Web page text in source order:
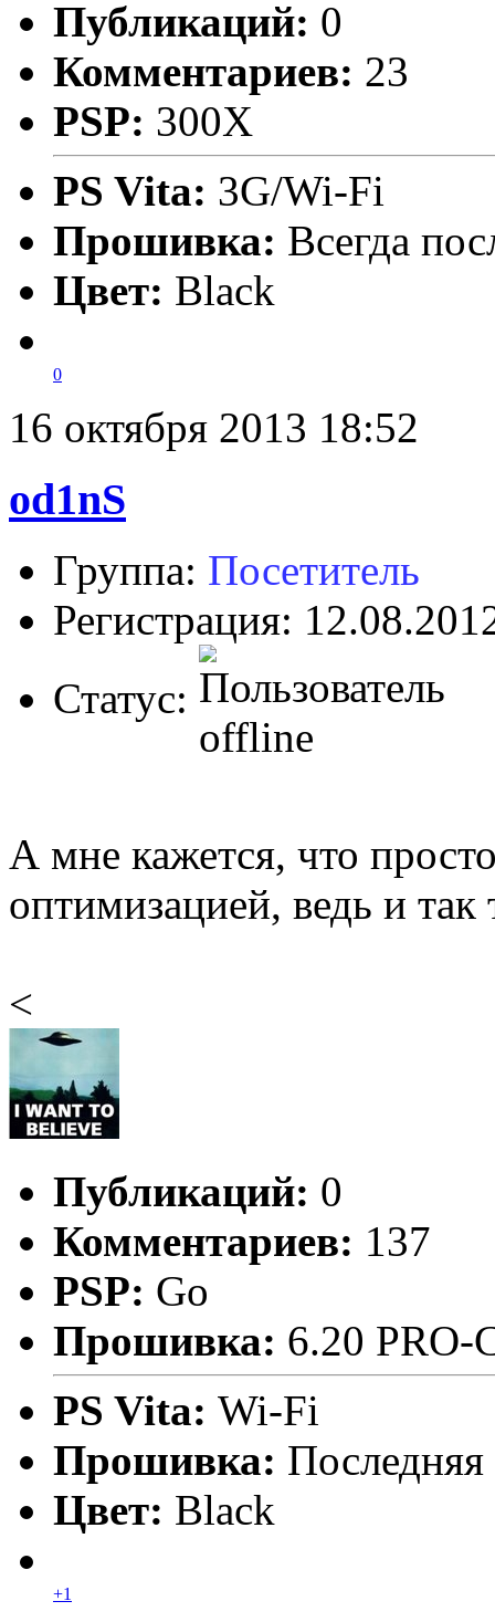
Публикаций: 0
Комментариев: 23
PSP: 300X
PS Vita: 3G/Wi-Fi
Прошивка: Всегда
Цвет: Black
0
16 октября 2013 18:52
od1nS
Группа: Посетитель
Регистрация:
Статус:
А мне кажется, что
оптимизацией, ведь и так
<
Публикаций: 0
Комментариев: 137
PSP: Go
Прошивка: 6.20 PRO-
PS Vita: Wi-Fi
Прошивка: Последняя
Цвет: Black
+1